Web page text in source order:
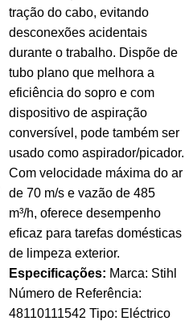
tração do cabo, evitando
desconexões acidentais
durante o trabalho. Dispõe de
tubo plano que melhora a
eficiência do sopro e com
dispositivo de aspiração
conversível, pode também ser
usado como aspirador/picador.
Com velocidade máxima do ar
de 70 m/s e vazão de 485
m³/h, oferece desempenho
eficaz para tarefas domésticas
de limpeza exterior.
Especificações: Marca: Stihl
Número de Referência:
48110111542 Tipo: Eléctrico